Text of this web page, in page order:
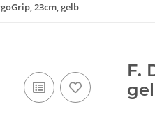
23cm, gelb
F.